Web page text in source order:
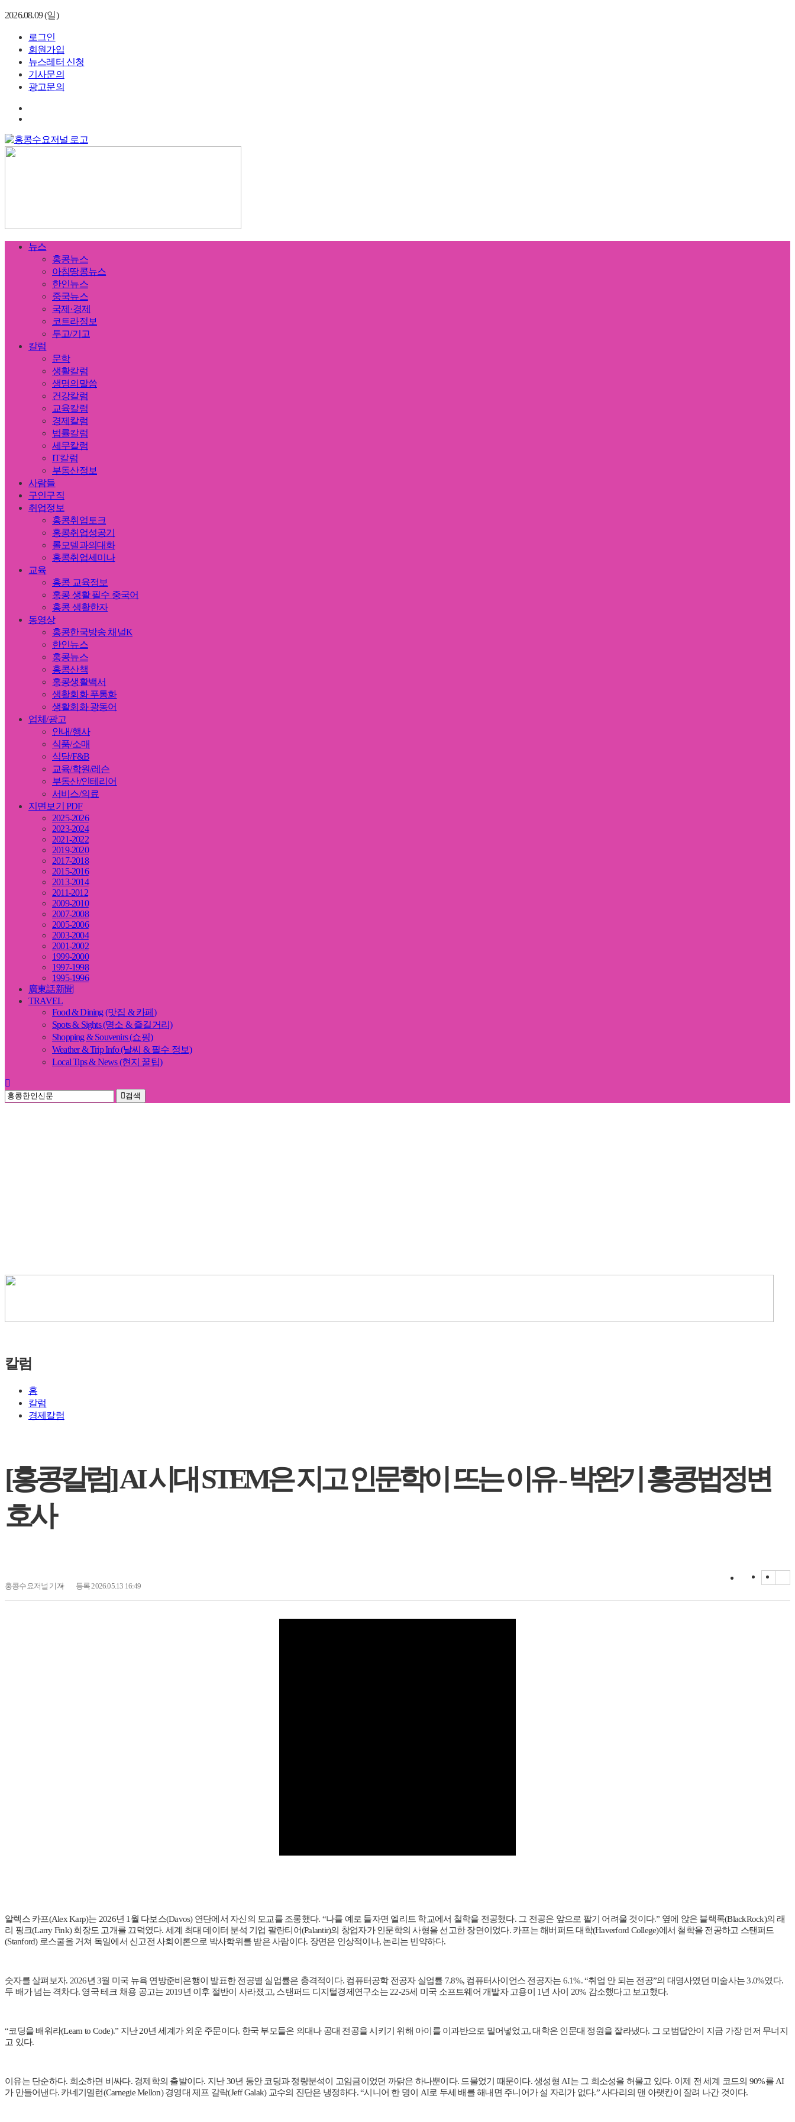
2026.08.09 (일)
로그인
회원가입
뉴스레터 신청
기사문의
광고문의
뉴스
홍콩뉴스
아침땅콩뉴스
한인뉴스
중국뉴스
국제·경제
코트라정보
투고/기고
칼럼
문학
생활칼럼
생명의말씀
건강칼럼
교육칼럼
경제칼럼
법률칼럼
세무칼럼
IT칼럼
부동산정보
사람들
구인구직
취업정보
홍콩취업토크
홍콩취업성공기
롤모델과의대화
홍콩취업세미나
교육
홍콩 교육정보
홍콩 생활 필수 중국어
홍콩 생활한자
동영상
홍콩한국방송 채널K
한인뉴스
홍콩뉴스
홍콩산책
홍콩생활백서
생활회화 푸통화
생활회화 광동어
업체/광고
안내/행사
식품/소매
식당/F&B
교육/학원/레슨
부동산/인테리어
서비스/의료
지면보기 PDF
2025-2026
2023-2024
2021-2022
2019-2020
2017-2018
2015-2016
2013-2014
2011-2012
2009-2010
2007-2008
2005-2006
2003-2004
2001-2002
1999-2000
1997-1998
1995-1996
廣東話新聞
TRAVEL
Food & Dining (맛집 & 카페)
Spots & Sights (명소 & 즐길거리)
Shopping & Souvenirs (쇼핑)
Weather & Trip Info (날씨 & 필수 정보)
Local Tips & News (현지 꿀팁)
검색
칼럼
홈
칼럼
경제칼럼
[홍콩칼럼] AI 시대 STEM은 지고 인문학이 뜨는 이유 - 박완기 홍콩법정변
호사
홍콩수요저널 기자 등록 2026.05.13 16:49
알렉스 카프(Alex Karp)는 2026년 1월 다보스(Davos) 연단에서 자신의 모교를 조롱했다. “나를 예로 들자면 엘리트 학교에서 철학을 전공했다. 그 전공은 앞으로 팔기 어려울 것이다.” 옆에 앉은 블랙록(BlackRock)의 래
리 핑크(Larry Fink) 회장도 고개를 끄덕였다. 세계 최대 데이터 분석 기업 팔란티어(Palantir)의 창업자가 인문학의 사형을 선고한 장면이었다. 카프는 해버퍼드 대학(Haverford College)에서 철학을 전공하고 스탠퍼드
(Stanford) 로스쿨을 거쳐 독일에서 신고전 사회이론으로 박사학위를 받은 사람이다. 장면은 인상적이나, 논리는 빈약하다.
숫자를 살펴보자. 2026년 3월 미국 뉴욕 연방준비은행이 발표한 전공별 실업률은 충격적이다. 컴퓨터공학 전공자 실업률 7.8%, 컴퓨터사이언스 전공자는 6.1%. “취업 안 되는 전공”의 대명사였던 미술사는 3.0%였다.
두 배가 넘는 격차다. 영국 테크 채용 공고는 2019년 이후 절반이 사라졌고, 스탠퍼드 디지털경제연구소는 22-25세 미국 소프트웨어 개발자 고용이 1년 사이 20% 감소했다고 보고했다.
“코딩을 배워라(Learn to Code).” 지난 20년 세계가 외운 주문이다. 한국 부모들은 의대나 공대 전공을 시키기 위해 아이를 이과반으로 밀어넣었고, 대학은 인문대 정원을 잘라냈다. 그 모범답안이 지금 가장 먼저 무너지
고 있다.
이유는 단순하다. 희소하면 비싸다. 경제학의 출발이다. 지난 30년 동안 코딩과 정량분석이 고임금이었던 까닭은 하나뿐이다. 드물었기 때문이다. 생성형 AI는 그 희소성을 허물고 있다. 이제 전 세계 코드의 90%를 AI
가 만들어낸다. 카네기멜런(Carnegie Mellon) 경영대 제프 갈락(Jeff Galak) 교수의 진단은 냉정하다. “시니어 한 명이 AI로 두세 배를 해내면 주니어가 설 자리가 없다.” 사다리의 맨 아랫칸이 잘려 나간 것이다.